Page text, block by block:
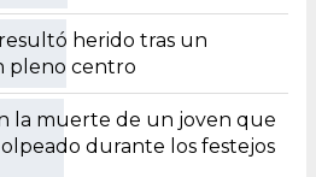
herido tras un
pleno centro
la muerte de un joven que
durante los festejos